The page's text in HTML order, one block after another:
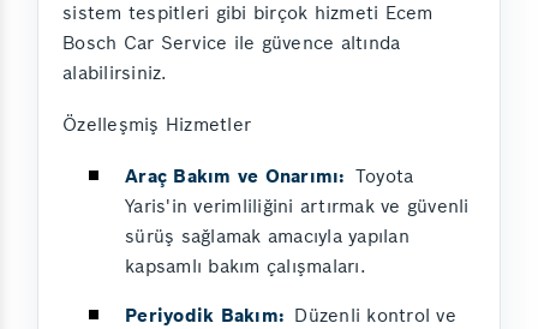
sistem tespitleri gibi birçok hizmeti Ecem
Bosch Car Service ile güvence altında
alabilirsiniz.
Özelleşmiş Hizmetler
Araç Bakım ve Onarımı: Toyota
Yaris'in verimliliğini artırmak ve güvenli
sürüş sağlamak amacıyla yapılan
kapsamlı bakım çalışmaları.
Periyodik Bakım: Düzenli kontrol ve